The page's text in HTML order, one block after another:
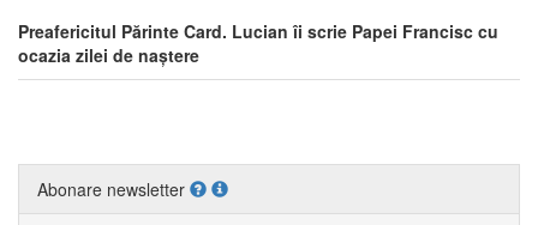
Preafericitul Părinte Card. Lucian îi scrie Papei Francisc cu
ocazia zilei de naștere
Abonare newsletter